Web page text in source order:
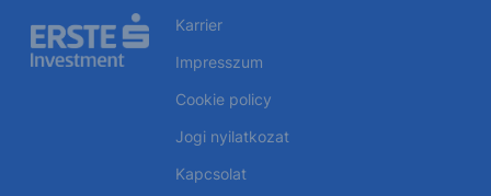
Karrier
Impresszum
Cookie policy
Jogi nyilatkozat
Kapcsolat